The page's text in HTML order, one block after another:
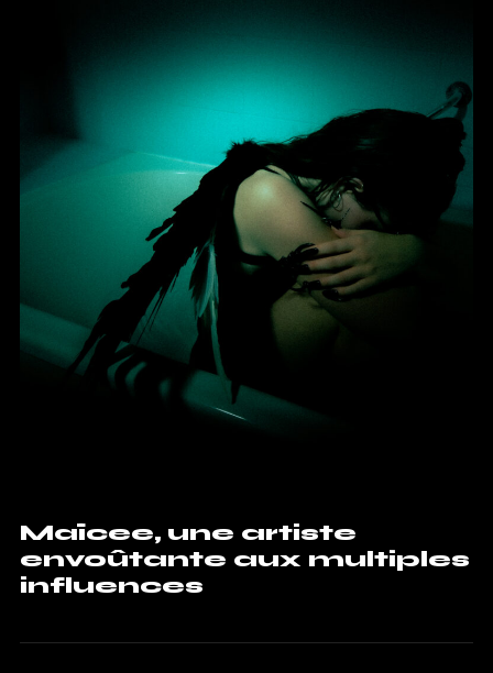
Maïcee, une artiste
envoûtante aux multiples
influences